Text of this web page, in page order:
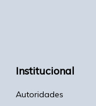
Institucional
Autoridades